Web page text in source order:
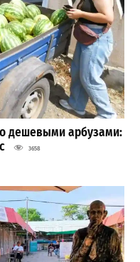
дешевыми арбузами:
3658